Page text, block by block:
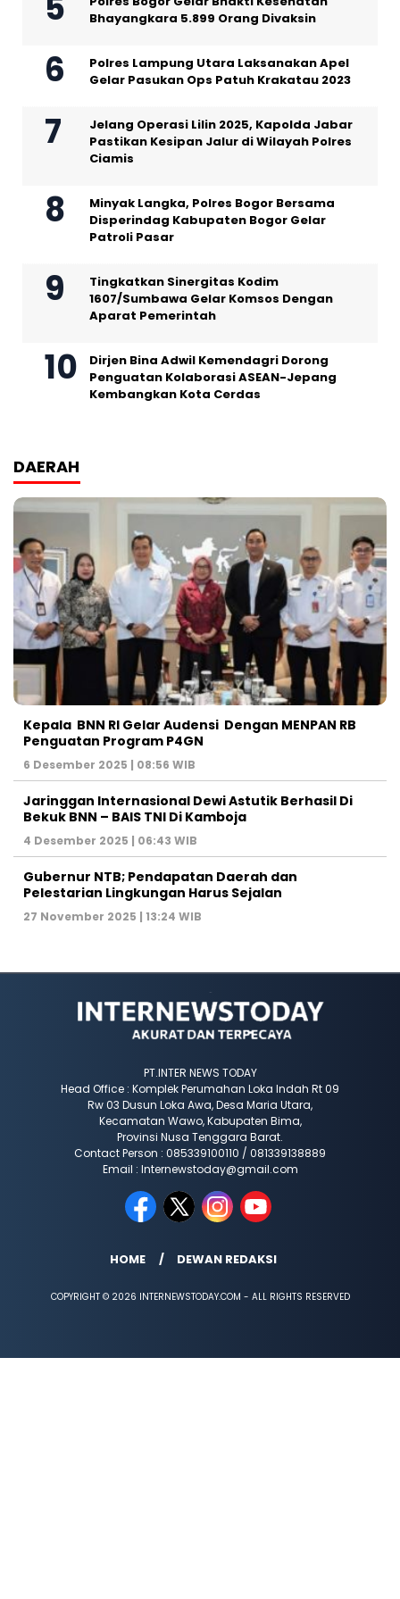
Bhayangkara 5.899 Orang Divaksin
Polres Lampung Utara Laksanakan Apel
Gelar Pasukan Ops Patuh Krakatau 2023
Jelang Operasi Lilin 2025, Kapolda Jabar
Pastikan Kesipan Jalur di Wilayah Polres
Ciamis
Minyak Langka, Polres Bogor Bersama
Disperindag Kabupaten Bogor Gelar
Patroli Pasar
Tingkatkan Sinergitas Kodim
1607/Sumbawa Gelar Komsos Dengan
Aparat Pemerintah
Dirjen Bina Adwil Kemendagri Dorong
Penguatan Kolaborasi ASEAN-Jepang
Kembangkan Kota Cerdas
DAERAH
Kepala BNN RI Gelar Audensi Dengan MENPAN RB
Penguatan Program P4GN
6 Desember 2025 | 08:56 WIB
Jaringgan Internasional Dewi Astutik Berhasil Di
Bekuk BNN – BAIS TNI Di Kamboja
4 Desember 2025 | 06:43 WIB
Gubernur NTB; Pendapatan Daerah dan
Pelestarian Lingkungan Harus Sejalan
27 November 2025 | 13:24 WIB
PT.INTER NEWS TODAY
Head Office : Komplek Perumahan Loka Indah Rt 09
Rw 03 Dusun Loka Awa, Desa Maria Utara,
Kecamatan Wawo, Kabupaten Bima,
Provinsi Nusa Tenggara Barat.
Contact Person : 085339100110 / 081339138889
Email : Internewstoday@gmail.com
HOME DEWAN REDAKSI
COPYRIGHT © 2026 INTERNEWSTODAY.COM - ALL RIGHTS RESERVED